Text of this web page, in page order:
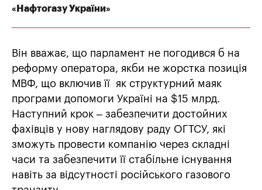
«Нафтогазу України»
Він вважає, що парламент не погодився б на
реформу оператора, якби не жорстка позиція
МВФ, що включив її як структурний маяк
програми допомоги Україні на $15 млрд.
Наступний крок – забезпечити достойних
фахівців у нову наглядову раду ОГТСУ, які
зможуть провести компанію через складні
часи та забезпечити її стабільне існування
навіть за відсутності російського газового